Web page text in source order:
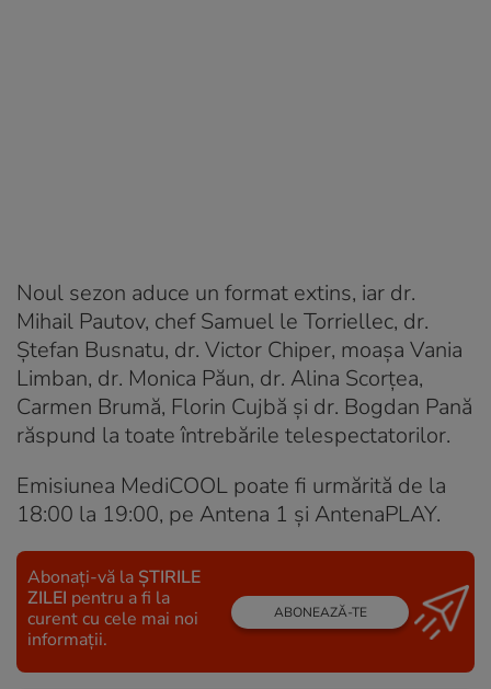
Noul sezon aduce un format extins, iar dr.
Mihail Pautov, chef Samuel le Torriellec, dr.
Ștefan Busnatu, dr. Victor Chiper, moașa Vania
Limban, dr. Monica Păun, dr. Alina Scorțea,
Carmen Brumă, Florin Cujbă și dr. Bogdan Pană
răspund la toate întrebările telespectatorilor.
Emisiunea MediCOOL poate fi urmărită de la
18:00 la 19:00, pe Antena 1 și AntenaPLAY.
Abonați-vă la ȘTIRILE
ZILEI pentru a fi la
curent cu cele mai noi
informații.
ABONEAZĂ-TE